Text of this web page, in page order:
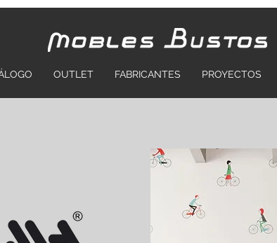
OUTLET FABRICANTES PROYECTOS